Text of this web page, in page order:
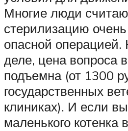
Многие люди
стерилизацию
опасной
деле, цена вопроса
подъемна (от 1300
государственных
клиниках). И если
маленького котенка